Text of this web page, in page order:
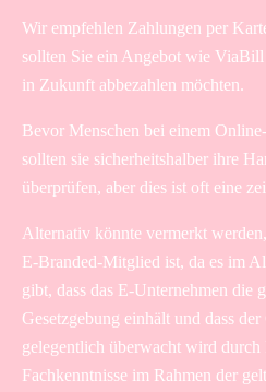
Wir empfehlen Zahlungen per
sollten Sie ein Angebot wie ViaBill
in Zukunft abbezahlen möchten.
Bevor Menschen bei einem
sollten sie sicherheitshalber ihre
überprüfen, aber dies ist oft eine
Alternativ könnte vermerkt
E-Branded-Mitglied ist, da es im
gibt, dass das E-Unternehmen die
Gesetzgebung einhält und dass
gelegentlich überwacht wird durch
Fachkenntnisse im Rahmen der